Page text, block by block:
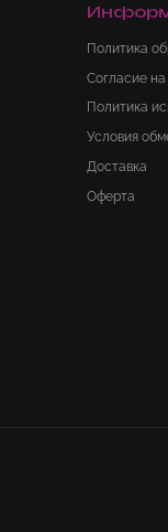
Политика
Согласие
Политика
Условия
Доставка
Оферта